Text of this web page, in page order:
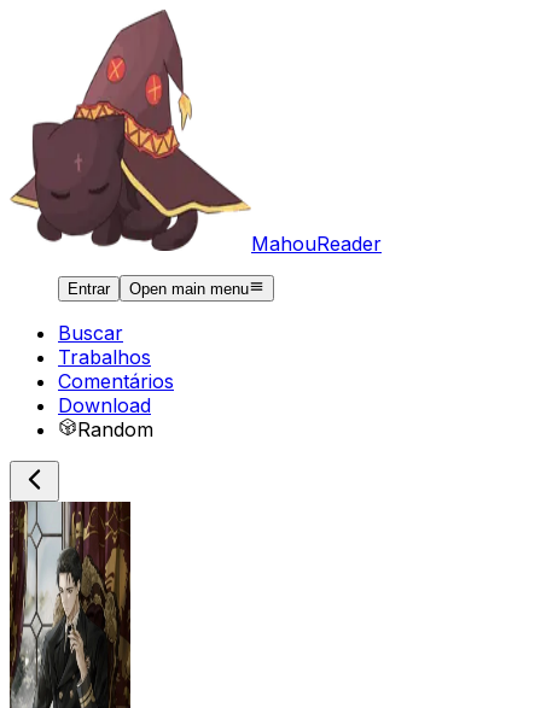
MahouReader
Entrar Open main menu
Buscar
Trabalhos
Comentários
Download
Random